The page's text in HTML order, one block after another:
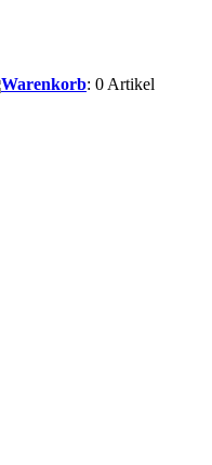
Warenkorb: 0 Artikel